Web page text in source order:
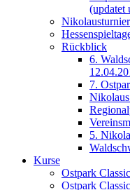
(updatet
Rückblick
6.
7.
5.
Kurse
Ostpark
Ostpark